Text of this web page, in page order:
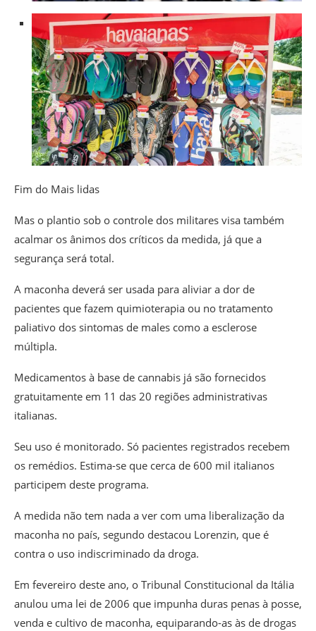
Fim do Mais lidas
Mas o plantio sob o controle dos militares visa também
acalmar os ânimos dos críticos da medida, já que a
segurança será total.
A maconha deverá ser usada para aliviar a dor de
pacientes que fazem quimioterapia ou no tratamento
paliativo dos sintomas de males como a esclerose
múltipla.
Medicamentos à base de cannabis já são fornecidos
gratuitamente em 11 das 20 regiões administrativas
italianas.
Seu uso é monitorado. Só pacientes registrados recebem
os remédios. Estima-se que cerca de 600 mil italianos
participem deste programa.
A medida não tem nada a ver com uma liberalização da
maconha no país, segundo destacou Lorenzin, que é
contra o uso indiscriminado da droga.
Em fevereiro deste ano, o Tribunal Constitucional da Itália
anulou uma lei de 2006 que impunha duras penas à posse,
venda e cultivo de maconha, equiparando-as às de drogas